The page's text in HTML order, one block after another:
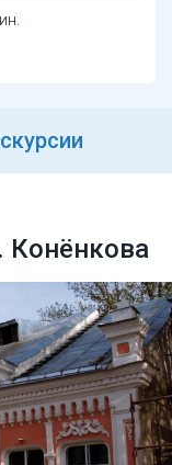
Конёнкова